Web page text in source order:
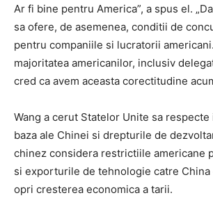
Ar fi bine pentru America”, a spus el.
sa ofere, de asemenea, conditii de
pentru companiile si lucratorii
majoritatea americanilor, inclusiv
cred ca avem aceasta corectitudine
Wang a cerut Statelor Unite sa
baza ale Chinei si drepturile de
chinez considera restrictiile americane
si exporturile de tehnologie catre China
opri cresterea economica a tarii.